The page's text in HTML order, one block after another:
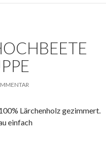
Lärchenholz gezimmert.
einfach